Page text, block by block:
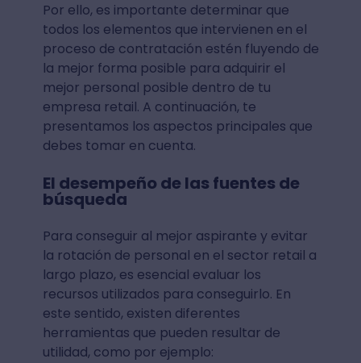
Por ello, es importante determinar que
todos los elementos que intervienen en el
proceso de contratación estén fluyendo de
la mejor forma posible para adquirir el
mejor personal posible dentro de tu
empresa retail. A continuación, te
presentamos los aspectos principales que
debes tomar en cuenta.
El desempeño de las fuentes de
búsqueda
Para conseguir al mejor aspirante y evitar
la rotación de personal en el sector retail a
largo plazo, es esencial evaluar los
recursos utilizados para conseguirlo. En
este sentido, existen diferentes
herramientas que pueden resultar de
utilidad, como por ejemplo: